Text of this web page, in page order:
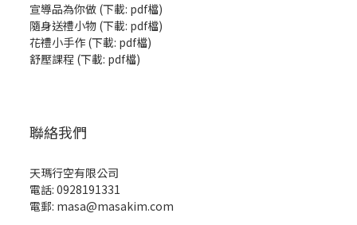
宣導品為你做 (下載: pdf檔)
隨身送禮小物 (下載: pdf檔)
花禮小手作 (下載: pdf檔)
舒壓課程 (下載: pdf檔)
聯絡我們
天瑪行空有限公司
電話: 0928191331
電郵: masa@masakim.com